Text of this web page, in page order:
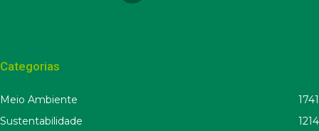
Categorias
Meio Ambiente
1741
Sustentabilidade
1214